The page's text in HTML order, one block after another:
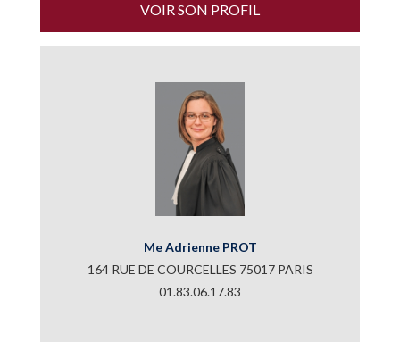
VOIR SON PROFIL
Me Adrienne PROT
164 RUE DE COURCELLES 75017 PARIS
01.83.06.17.83